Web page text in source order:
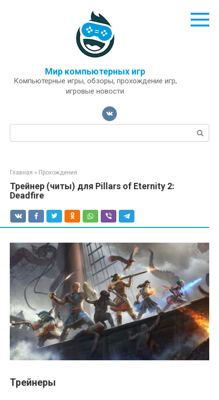
Мир компьютерных игр
Компьютерные игры, обзоры, прохождение игр,
игровые новости
Поиск:
Главная » Прохождения
Трейнер (читы) для Pillars of Eternity 2:
Deadfire
Трейнеры